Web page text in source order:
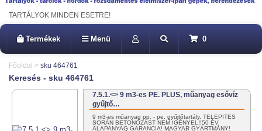
TARTÁLYOK MINDEN ESETRE!
Termékek Menü 0
Főoldal > sku 464761
Keresés - sku 464761
7.5.1.<> 9 m3-es PE. PLUS, műanyag esővíz
gyűjtő…
9 m3-es műanyag pp. - pe. gyűjtőtartály. TELEPÍTÉS
SORÁN BETONOZÁST NEM IGÉNYEL!!50 ÉV
ALAPANYAG GARANCIA! MAGYAR GYÁRTMÁNY!